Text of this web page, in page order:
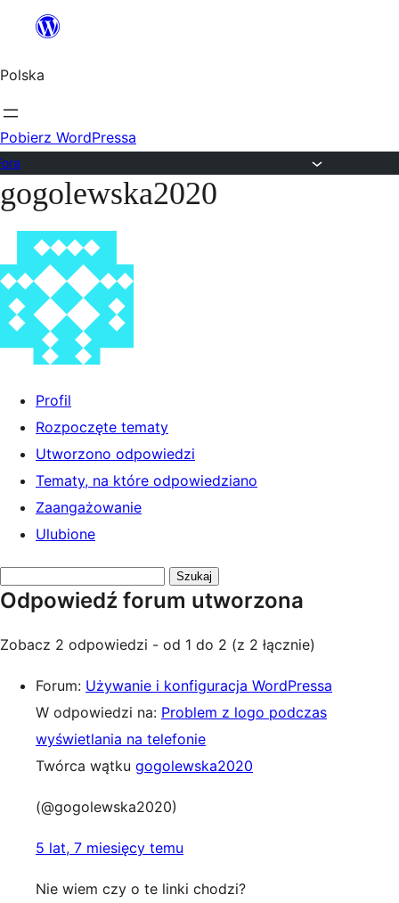
Przejdź
treści
Polska
Pobierz WordPressa
Przejdź
do
treści
gogolewska2020
Profil
Rozpoczęte tematy
Utworzono odpowiedzi
Tematy, na które odpowiedziano
Zaangażowanie
Ulubione
odpowiedzi:
Odpowiedź forum utworzona
Zobacz 2 odpowiedzi - od 1 do 2 (z 2 łącznie)
Forum: Używanie i konfiguracja WordPressa
W odpowiedzi na: Problem z logo podczas
wyświetlania na telefonie
Twórca wątku gogolewska2020
(@gogolewska2020)
5 lat, 7 miesięcy temu
Nie wiem czy o te linki chodzi?